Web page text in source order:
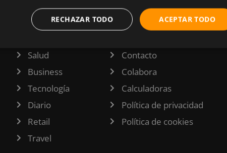
Salud
Business
Tecnología
Diario
Retail
Travel
INFORMACIÓN
Contacto
Colabora
Calculadoras
Política de privacidad
Política de cookies
ACEPTAR TODO
RECHAZAR TODO